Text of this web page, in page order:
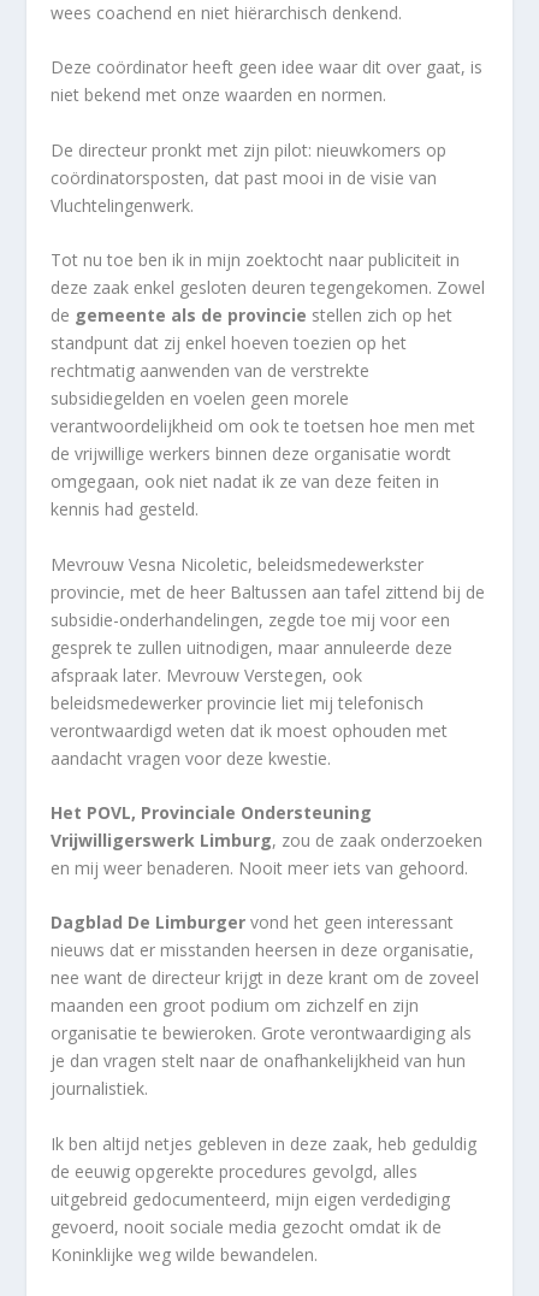
wees coachend en niet hiërarchisch denkend.
Deze coördinator heeft geen idee waar dit over gaat, is
niet bekend met onze waarden en normen.
De directeur pronkt met zijn pilot: nieuwkomers op
coördinatorsposten, dat past mooi in de visie van
Vluchtelingenwerk.
Tot nu toe ben ik in mijn zoektocht naar publiciteit in
deze zaak enkel gesloten deuren tegengekomen. Zowel
de gemeente als de provincie stellen zich op het
standpunt dat zij enkel hoeven toezien op het
rechtmatig aanwenden van de verstrekte
subsidiegelden en voelen geen morele
verantwoordelijkheid om ook te toetsen hoe men met
de vrijwillige werkers binnen deze organisatie wordt
omgegaan, ook niet nadat ik ze van deze feiten in
kennis had gesteld.
Mevrouw Vesna Nicoletic, beleidsmedewerkster
provincie, met de heer Baltussen aan tafel zittend bij de
subsidie-onderhandelingen, zegde toe mij voor een
gesprek te zullen uitnodigen, maar annuleerde deze
afspraak later. Mevrouw Verstegen, ook
beleidsmedewerker provincie liet mij telefonisch
verontwaardigd weten dat ik moest ophouden met
aandacht vragen voor deze kwestie.
Het POVL, Provinciale Ondersteuning
Vrijwilligerswerk Limburg, zou de zaak onderzoeken
en mij weer benaderen. Nooit meer iets van gehoord.
Dagblad De Limburger vond het geen interessant
nieuws dat er misstanden heersen in deze organisatie,
nee want de directeur krijgt in deze krant om de zoveel
maanden een groot podium om zichzelf en zijn
organisatie te bewieroken. Grote verontwaardiging als
je dan vragen stelt naar de onafhankelijkheid van hun
journalistiek.
Ik ben altijd netjes gebleven in deze zaak, heb geduldig
de eeuwig opgerekte procedures gevolgd, alles
uitgebreid gedocumenteerd, mijn eigen verdediging
gevoerd, nooit sociale media gezocht omdat ik de
Koninklijke weg wilde bewandelen.